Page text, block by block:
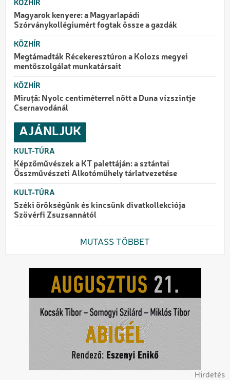
KÖZHÍR
Magyarok kenyere: a Magyarlapádi
Szórványkollégiumért fogtak össze a gazdák
KÖZHÍR
Megtámadták Récekeresztúron a Kolozs megyei
mentőszolgálat munkatársait
KÖZHÍR
Miruță: Nyolc centiméterrel nőtt a Duna vízszintje
Csernavodánál
AJÁNLJUK
KULT-TÚRA
Képzőművészek a KT palettáján: a sztántai
Összművészeti Alkotóműhely tárlatvezetése
KULT-TÚRA
Széki örökségünk és kincsünk divatkollekciója
Szövérfi Zsuzsannától
MUTASS TÖBBET
Hirdetés